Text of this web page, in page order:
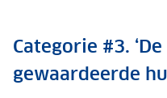
Categorie #3.
gewaardeerde